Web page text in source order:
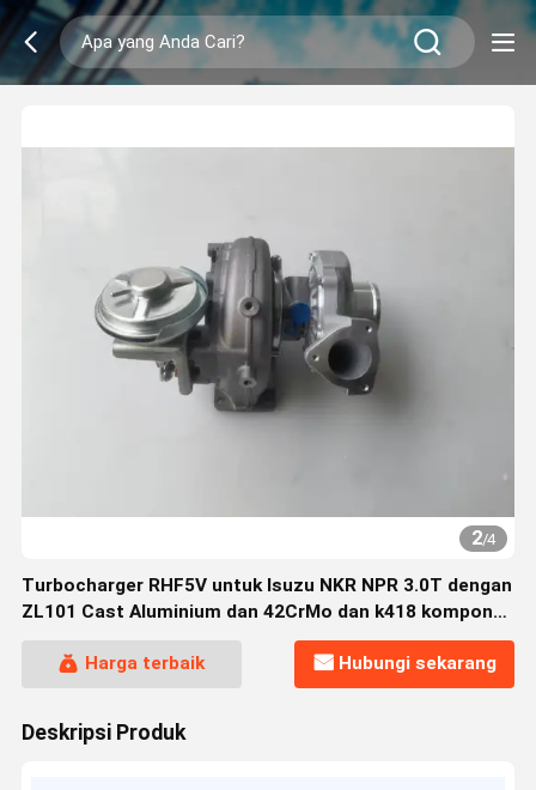
2/4
Turbocharger RHF5V untuk Isuzu NKR NPR 3.0T dengan
ZL101 Cast Aluminium dan 42CrMo dan k418 komponen
Harga terbaik
Hubungi sekarang
Deskripsi Produk